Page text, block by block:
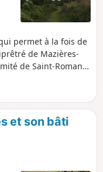
permet à la fois de
de Mazières-
de Saint-Romans-
et son bâti